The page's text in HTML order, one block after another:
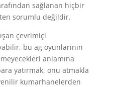
sağlanan hiçbir
sorumlu değildir.
çevrimiçi
bu ag oyunlarının
anlamına
yatırmak, onu atmakla
kumarhanelerden